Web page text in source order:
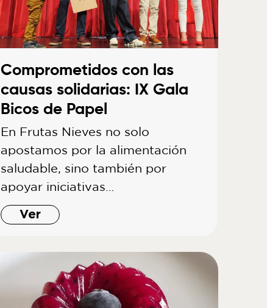
Comprometidos con las
causas solidarias: IX Gala
Bicos de Papel
En Frutas Nieves no solo
apostamos por la alimentación
saludable, sino también por
apoyar iniciativas…
Ver